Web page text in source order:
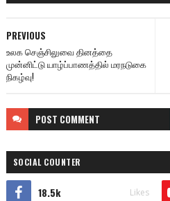
PREVIOUS
உலக செஞ்சிலுவை தினத்தை
முன்னிட்டு யாழ்ப்பாணத்தில் மரநடுகை
நிகழ்வு!
POST COMMENT
SOCIAL COUNTER
18.5k Likes